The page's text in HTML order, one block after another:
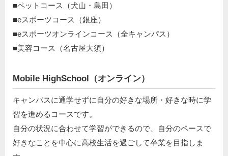
■ペットコース（犬山・島田）
■eスポーツコース（銀座）
■eスポーツオンラインコース（全キャンパス）
■美容コース（名古屋大須）
Mobile HighSchool（オンライン）
キャンパスに通学せずに自分の好きな場所・好きな時に学
習を進めるコースです。
自分の状況に合わせて学習ができるので、自分のペースで
好きなことを中心に高校生活を過ごして卒業を目指しま